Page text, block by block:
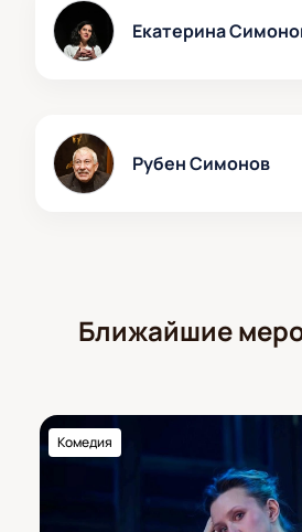
Екатерина
Рубен Симонов
Ближайшие
Комедия